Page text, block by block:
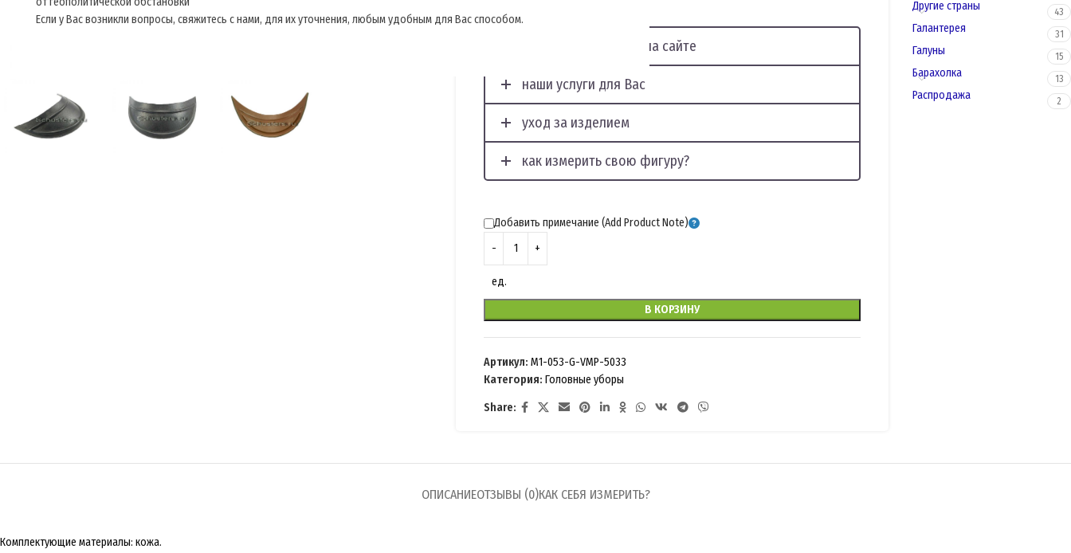
Если у Вас возникли вопросы, свяжитесь с нами, для их уточнения, любым удобным для Вас способом.
отображение фото на сайте
наши услуги для Вас
уход за изделием
как измерить свою фигуру?
Добавить примечание (Add Product Note)
ед.
В КОРЗИНУ
Артикул:M1-053-G-VMP-5033
Категория: Головные уборы
Share:
Другие страны 43
Галантерея 31
Галуны 15
Барахолка 13
Распродажа 2
ОПИСАНИЕОТЗЫВЫ (0)КАК СЕБЯ ИЗМЕРИТЬ?
Комплектующие материалы: кожа.